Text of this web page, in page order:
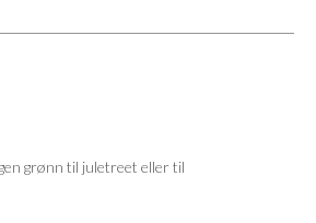
grønn til juletreet eller til